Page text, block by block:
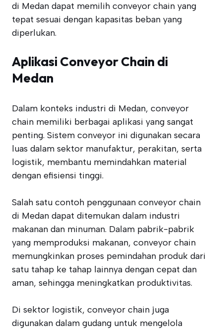
di Medan dapat memilih conveyor chain yang
tepat sesuai dengan kapasitas beban yang
diperlukan.
Aplikasi Conveyor Chain di
Medan
Dalam konteks industri di Medan, conveyor
chain memiliki berbagai aplikasi yang sangat
penting. Sistem conveyor ini digunakan secara
luas dalam sektor manufaktur, perakitan, serta
logistik, membantu memindahkan material
dengan efisiensi tinggi.
Salah satu contoh penggunaan conveyor chain
di Medan dapat ditemukan dalam industri
makanan dan minuman. Dalam pabrik-pabrik
yang memproduksi makanan, conveyor chain
memungkinkan proses pemindahan produk dari
satu tahap ke tahap lainnya dengan cepat dan
aman, sehingga meningkatkan produktivitas.
Di sektor logistik, conveyor chain juga
digunakan dalam gudang untuk mengelola